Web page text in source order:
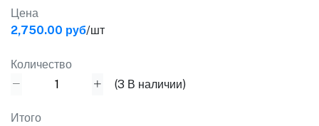
Цена
2,750.00 руб/шт
Количество
(3 В наличии)
Итого